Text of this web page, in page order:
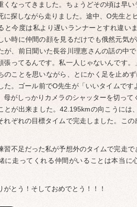
くなってきました。ちょうどその頃は早
に探しながら走りました。途中、O先生
と今度は私より遅いランナーとすれ違い
い時に仲間の顔を見るだけでも俄然元気
が、前日聞いた長谷川理恵さんの話の中
張ってるんです。私一人じゃないんです
のことを思いながら、とにかく足を止め
た。ゴール前でO先生が「いいタイムで
母がしっかりカメラのシャッターを切っ
とが出来ました。42.195kmの向こうに
れぞれの目標タイムで完走しました。こ
習不足だった私が予想外のタイムで完走
に走ってくれる仲間がいることは本当
がとう！そしておめでとう！！！